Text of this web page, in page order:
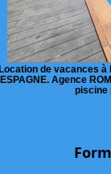
de vacances à
ESPAGNE. Agence
piscine